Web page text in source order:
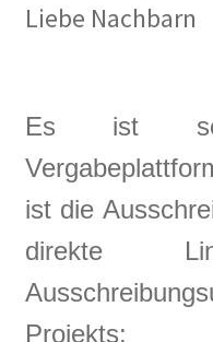
2023
Baumpatenschaften
Liebe Nachbarn
Es ist
ist die
direkte
Projekts: